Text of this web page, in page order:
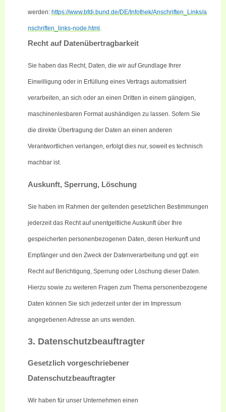
werden: https://www.bfdi.bund.de/DE/Infothek/Anschriften_Links/a
nschriften_links-node.html
Recht auf Datenübertragbarkeit
Sie haben das Recht, Daten, die wir auf Grundlage Ihrer
Einwilligung oder in Erfüllung eines Vertrags automatisiert
verarbeiten, an sich oder an einen Dritten in einem gängigen,
maschinenlesbaren Format aushändigen zu lassen. Sofern Sie
die direkte Übertragung der Daten an einen anderen
Verantwortlichen verlangen, erfolgt dies nur, soweit es technisch
machbar ist.
Auskunft, Sperrung, Löschung
Sie haben im Rahmen der geltenden gesetzlichen Bestimmungen
jederzeit das Recht auf unentgeltliche Auskunft über Ihre
gespeicherten personenbezogenen Daten, deren Herkunft und
Empfänger und den Zweck der Datenverarbeitung und ggf. ein
Recht auf Berichtigung, Sperrung oder Löschung dieser Daten.
Hierzu sowie zu weiteren Fragen zum Thema personenbezogene
Daten können Sie sich jederzeit unter der im Impressum
angegebenen Adresse an uns wenden.
3. Datenschutzbeauftragter
Gesetzlich vorgeschriebener
Datenschutzbeauftragter
Wir haben für unser Unternehmen einen